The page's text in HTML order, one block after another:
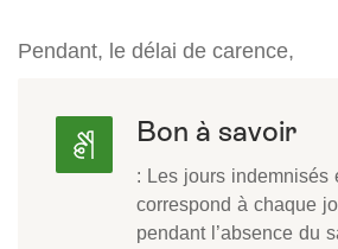
Pendant, le délai de carence,
Bon à savoir
: Les jours indemnisés
correspond à chaque
pendant l’absence du